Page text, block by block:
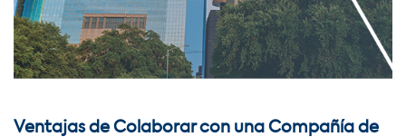
Ventajas de Colaborar con una Compañía de